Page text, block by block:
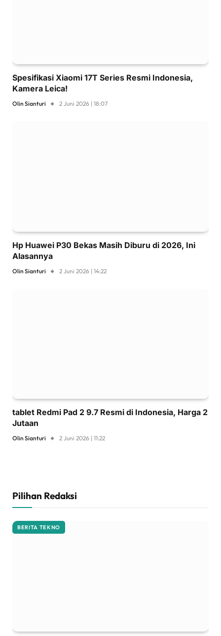
Spesifikasi Xiaomi 17T Series Resmi Indonesia,
Kamera Leica!
Olin Sianturi 2 Juni 2026 | 18:07
Hp Huawei P30 Bekas Masih Diburu di 2026, Ini
Alasannya
Olin Sianturi 2 Juni 2026 | 14:22
tablet Redmi Pad 2 9.7 Resmi di Indonesia, Harga 2
Jutaan
Olin Sianturi 2 Juni 2026 | 11:22
Pilihan Redaksi
BERITA TEKNO